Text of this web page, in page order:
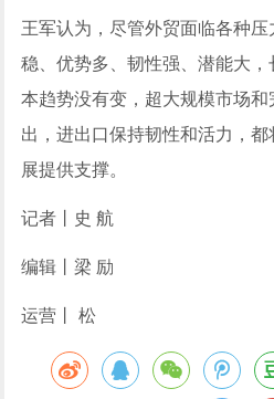
王军认为，尽管外贸面临各种
稳、优势多、韧性强、潜能大
本趋势没有变，超大规模市场
出，进出口保持韧性和活力，
展提供支撑。
记者丨史 航
编辑丨梁 励
运营丨 松